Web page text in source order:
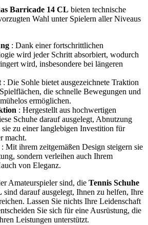
Barricade 14 CL bieten technische
Wahl unter Spielern aller Niveaus
: Dank einer fortschrittlichen
wird jeder Schritt absorbiert, wodurch
wird, insbesondere bei längeren
: Die Sohle bietet ausgezeichnete Traktion
die schnelle Bewegungen und
ermöglichen.
: Hergestellt aus hochwertigen
Schuhe darauf ausgelegt, Abnutzung
sie zu einer langlebigen Investition für
macht.
: Mit ihrem zeitgemäßen Design steigern sie
sondern verleihen auch Ihrem
von Eleganz.
Amateurspieler sind, die Tennis Schuhe
sind darauf ausgelegt, Ihnen zu helfen, Ihre
Lassen Sie nichts Ihre Leidenschaft
Sie sich für eine Ausrüstung, die
Leistungen unterstützt.